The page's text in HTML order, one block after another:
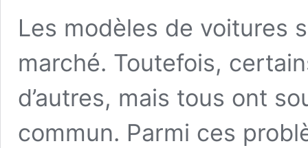
Les modèles de voitures
marché. Toutefois,
d’autres, mais tous ont
commun. Parmi ces